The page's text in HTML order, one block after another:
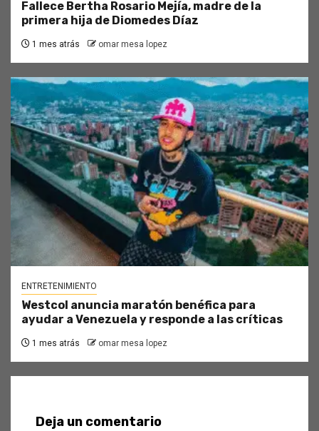
Fallece Bertha Rosario Mejía, madre de la
primera hija de Diomedes Díaz
1 mes atrás omar mesa lopez
ENTRETENIMIENTO
Westcol anuncia maratón benéfica para
ayudar a Venezuela y responde a las críticas
1 mes atrás omar mesa lopez
Deja un comentario